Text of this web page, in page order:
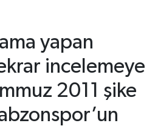
yapan
incelemeye
2011 şike